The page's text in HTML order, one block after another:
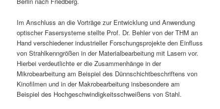
Im Anschluss an die Vorträge zur Entwicklung und Anwendung
optischer Fasersysteme stellte Prof. Dr. Behler von der THM an
Hand verschiedener industrieller Forschungsprojekte den Einfluss
von Strahlkenngrößen in der Materialbearbeitung mit Lasern vor.
Hierbei verdeutlichte er die Zusammenhänge in der
Mikrobearbeitung am Beispiel des Dünnschichtbeschriftens von
Kinofilmen und in der Makrobearbeitung insbesondere am
Beispiel des Hochgeschwindigkeitsschweißens von Stahl.